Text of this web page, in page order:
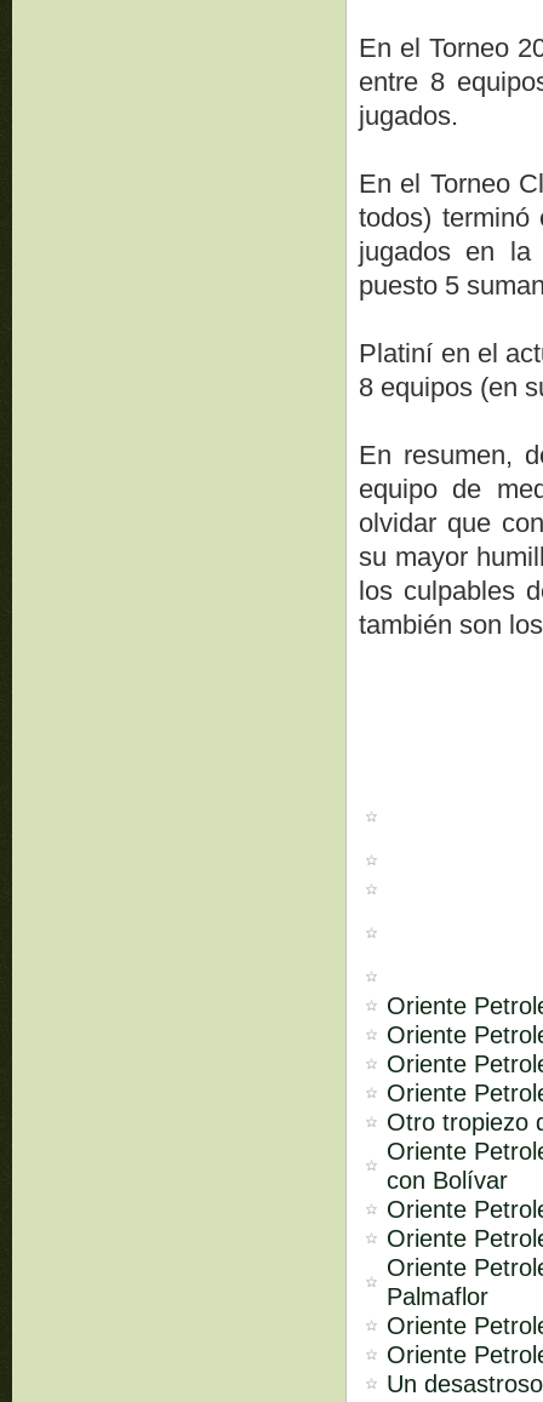
En el Torneo
entre 8
jugados.
En el Torneo
todos)
jugados en la
puesto 5
Platiní en el
8 equipos (en
En resumen,
equipo de
olvidar que
su mayor
los culpables
también son
Oriente
Oriente
Oriente
Oriente
Otro tropiezo
Oriente
con Bolívar
Oriente
Oriente
Oriente
Palmaflor
Oriente
Oriente
Un